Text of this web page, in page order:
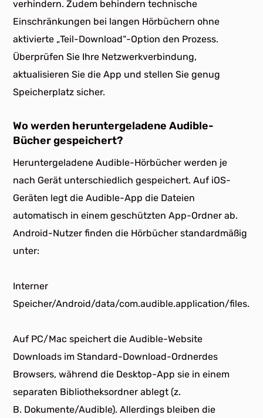
verhindern. Zudem behindern technische
Einschränkungen bei langen Hörbüchern ohne
aktivierte „Teil-Download“-Option den Prozess.
Überprüfen Sie Ihre Netzwerkverbindung,
aktualisieren Sie die App und stellen Sie genug
Speicherplatz sicher.
Wo werden heruntergeladene Audible-
Bücher gespeichert?
Heruntergeladene Audible-Hörbücher werden je
nach Gerät unterschiedlich gespeichert. Auf iOS-
Geräten legt die Audible-App die Dateien
automatisch in einem geschützten App-Ordner ab.
Android-Nutzer finden die Hörbücher standardmäßig
unter:
Interner
Speicher/Android/data/com.audible.application/files.
Auf PC/Mac speichert die Audible-Website
Downloads im Standard-Download-Ordnerdes
Browsers, während die Desktop-App sie in einem
separaten Bibliotheksordner ablegt (z.
B. Dokumente/Audible). Allerdings bleiben die